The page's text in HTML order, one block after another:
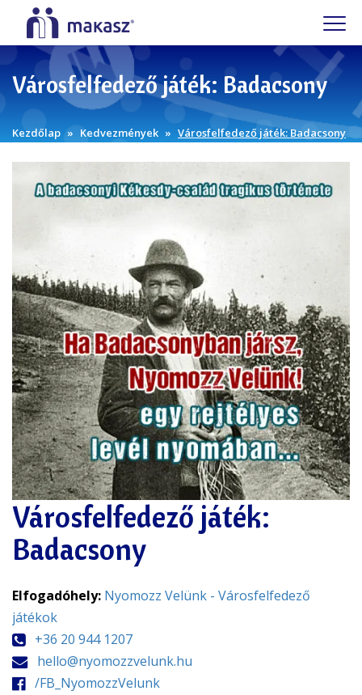
Városfelfedező játék: Badacsony
Kezdőlap Kedvezmények Városfelfedező játék: Badacsony
Városfelfedező játék:
Badacsony
Elfogadóhely: Nyomozz Velünk - Városfelfedező
játékok
+36 20 944 1207
hello@nyomozzvelunk.hu
/FB_NyomozzVelunk